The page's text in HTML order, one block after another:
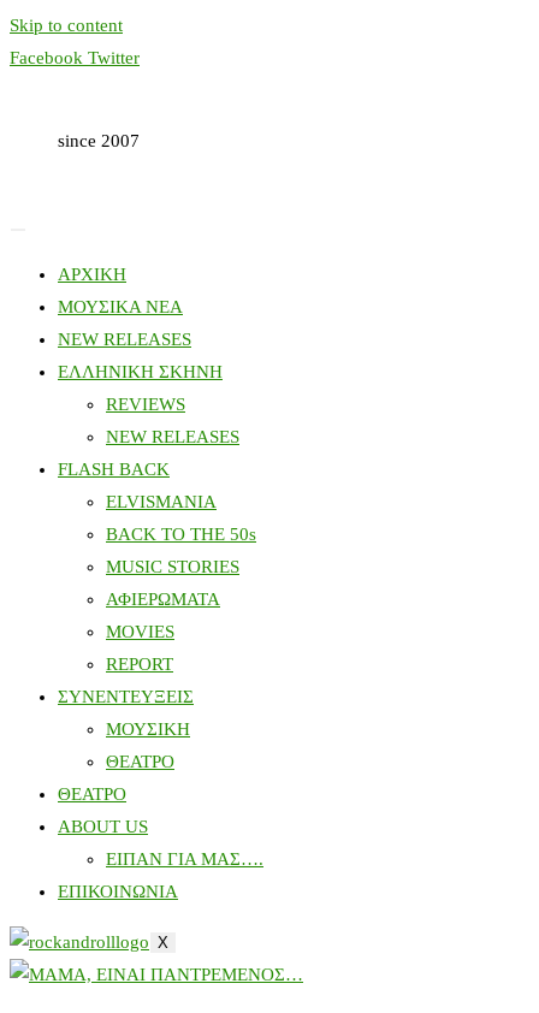
Skip to content
Facebook Twitter
since 2007
ΑΡΧΙΚΗ
ΜΟΥΣΙΚΑ ΝΕΑ
NEW RELEASES
ΕΛΛΗΝΙΚΗ ΣΚΗΝΗ
REVIEWS
NEW RELEASES
FLASH BACK
ELVISMANIA
BACK TO THE 50s
MUSIC STORIES
ΑΦΙΕΡΩΜΑΤΑ
MOVIES
REPORT
ΣΥΝΕΝΤΕΥΞΕΙΣ
ΜΟΥΣΙΚΗ
ΘΕΑΤΡΟ
ΘΕΑΤΡΟ
ABOUT US
ΕΙΠΑΝ ΓΙΑ ΜΑΣ….
ΕΠΙΚΟΙΝΩΝΙΑ
X